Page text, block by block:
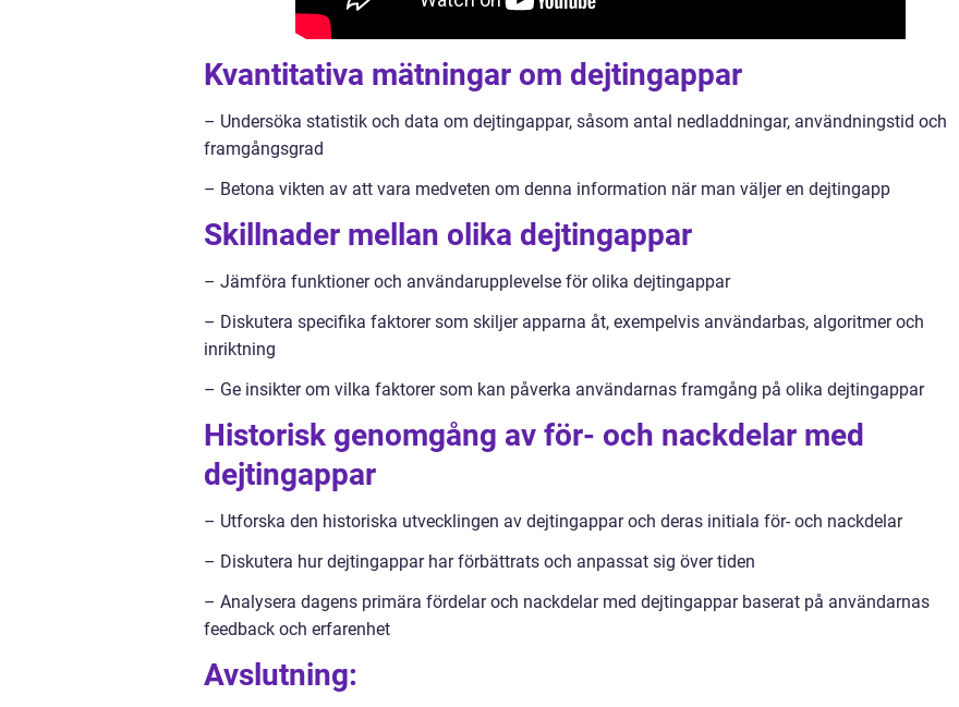
Kvantitativa mätningar om dejtingappar
– Undersöka statistik och data om dejtingappar, såsom antal nedladdningar, användningstid och
framgångsgrad
– Betona vikten av att vara medveten om denna information när man väljer en dejtingapp
Skillnader mellan olika dejtingappar
– Jämföra funktioner och användarupplevelse för olika dejtingappar
– Diskutera specifika faktorer som skiljer apparna åt, exempelvis användarbas, algoritmer och
inriktning
– Ge insikter om vilka faktorer som kan påverka användarnas framgång på olika dejtingappar
Historisk genomgång av för- och nackdelar med
dejtingappar
– Utforska den historiska utvecklingen av dejtingappar och deras initiala för- och nackdelar
– Diskutera hur dejtingappar har förbättrats och anpassat sig över tiden
– Analysera dagens primära fördelar och nackdelar med dejtingappar baserat på användarnas
feedback och erfarenhet
Avslutning: